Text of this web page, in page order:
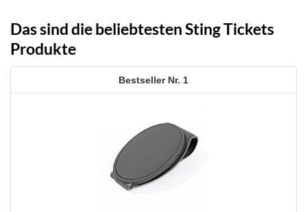
Das sind die beliebtesten Sting Tickets
Produkte
1